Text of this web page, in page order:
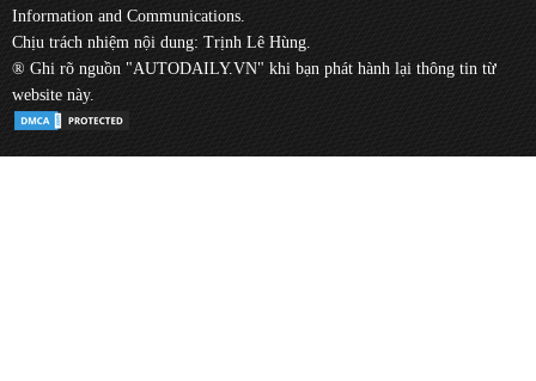
Information and Communications.
Chịu trách nhiệm nội dung: Trịnh Lê Hùng.
® Ghi rõ nguồn "AUTODAILY.VN" khi bạn phát hành lại thông tin từ
website này.